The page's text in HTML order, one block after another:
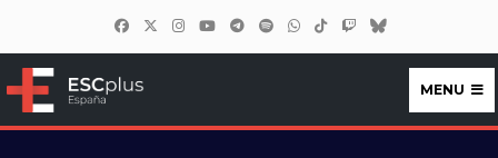
ESCplus España
MENU